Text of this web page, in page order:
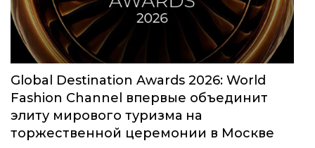
Global Destination Awards 2026: World
Fashion Channel впервые объединит
элиту мирового туризма на
торжественной церемонии в Москве